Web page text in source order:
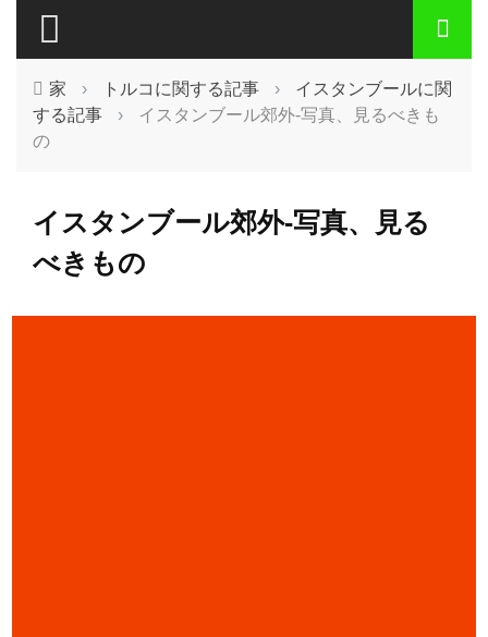
家 › トルコに関する記事 ›
イスタンブールに関
する記事
›
イスタンブール郊外-写真、見るべきも
の
イスタンブール郊外-写真、見る
べきもの